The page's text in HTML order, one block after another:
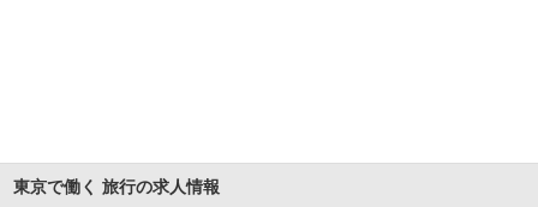
東京で働く 旅行の求人情報